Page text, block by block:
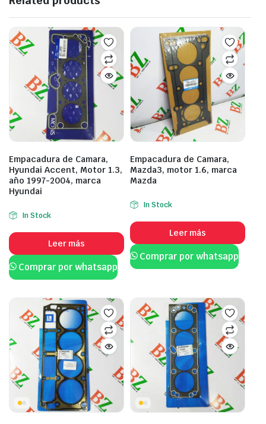
Empacadura de Camara,
Hyundai Accent, Motor 1.3,
año 1997-2004, marca
Hyundai
In Stock
Leer más
Comprar por whatsapp
Empacadura de Camara,
Mazda3, motor 1.6, marca
Mazda
In Stock
Leer más
Comprar por whatsapp